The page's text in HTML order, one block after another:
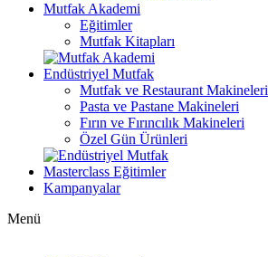
Mutfak Akademi
Eğitimler
Mutfak Kitapları
Endüstriyel Mutfak
Mutfak ve Restaurant Makineleri
Pasta ve Pastane Makineleri
Fırın ve Fırıncılık Makineleri
Özel Gün Ürünleri
Masterclass Eğitimler
Kampanyalar
Menü